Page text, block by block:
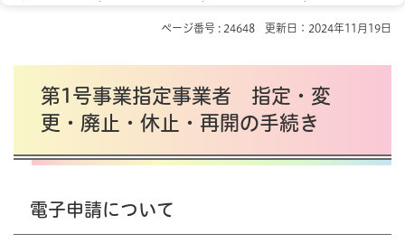
ページ番号 : 24648 更新日：2024年11月19日
第1号事業指定事業者 指定・変
更・廃止・休止・再開の手続き
電子申請について